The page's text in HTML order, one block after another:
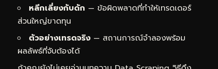
หลีกเลี่ยงกับดัก — ข้อผิดพลาดที่ทำให้เทรดเดอร์
ส่วนใหญ่ขาดทุน
ตัวอย่างเทรดจริง — สถานการณ์จำลองพร้อม
ผลลัพธ์ที่จับต้องได้